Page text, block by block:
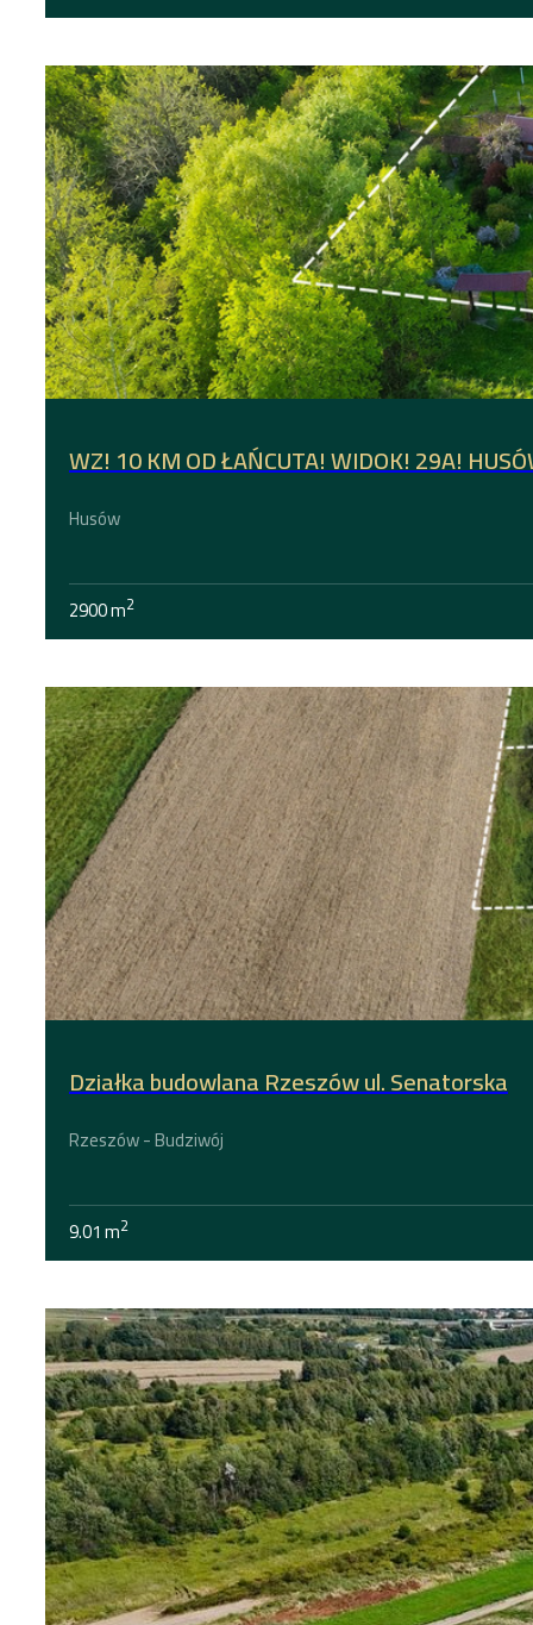
WZ! 10 KM OD ŁAŃCUTA! WIDOK! 29A!
Husów
2900 m2
Działka budowlana Rzeszów ul. Senatorska
Rzeszów - Budziwój
9.01 m2